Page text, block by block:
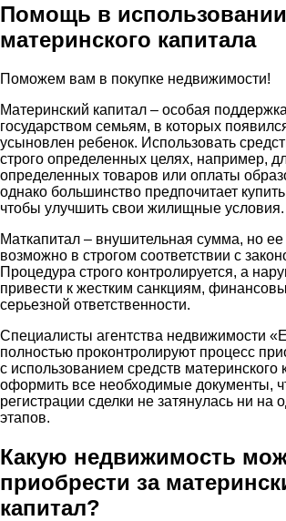
Помощь в использовании
материнского капитала
Поможем вам в покупке недвижимости!
Материнский капитал – особая
государством семьям, в которых
усыновлен ребенок. Использовать
строго определенных целях, например,
определенных товаров или оплаты
однако большинство предпочитает
чтобы улучшить свои жилищные условия.
Маткапитал – внушительная сумма, но
возможно в строгом соответствии с
Процедура строго контролируется, а
привести к жестким санкциям,
серьезной ответственности.
Специалисты агентства недвижимости
полностью проконтролируют процесс
с использованием средств материнского
оформить все необходимые документы,
регистрации сделки не затянулась ни на
этапов.
Какую недвижимость
приобрести за
капитал?